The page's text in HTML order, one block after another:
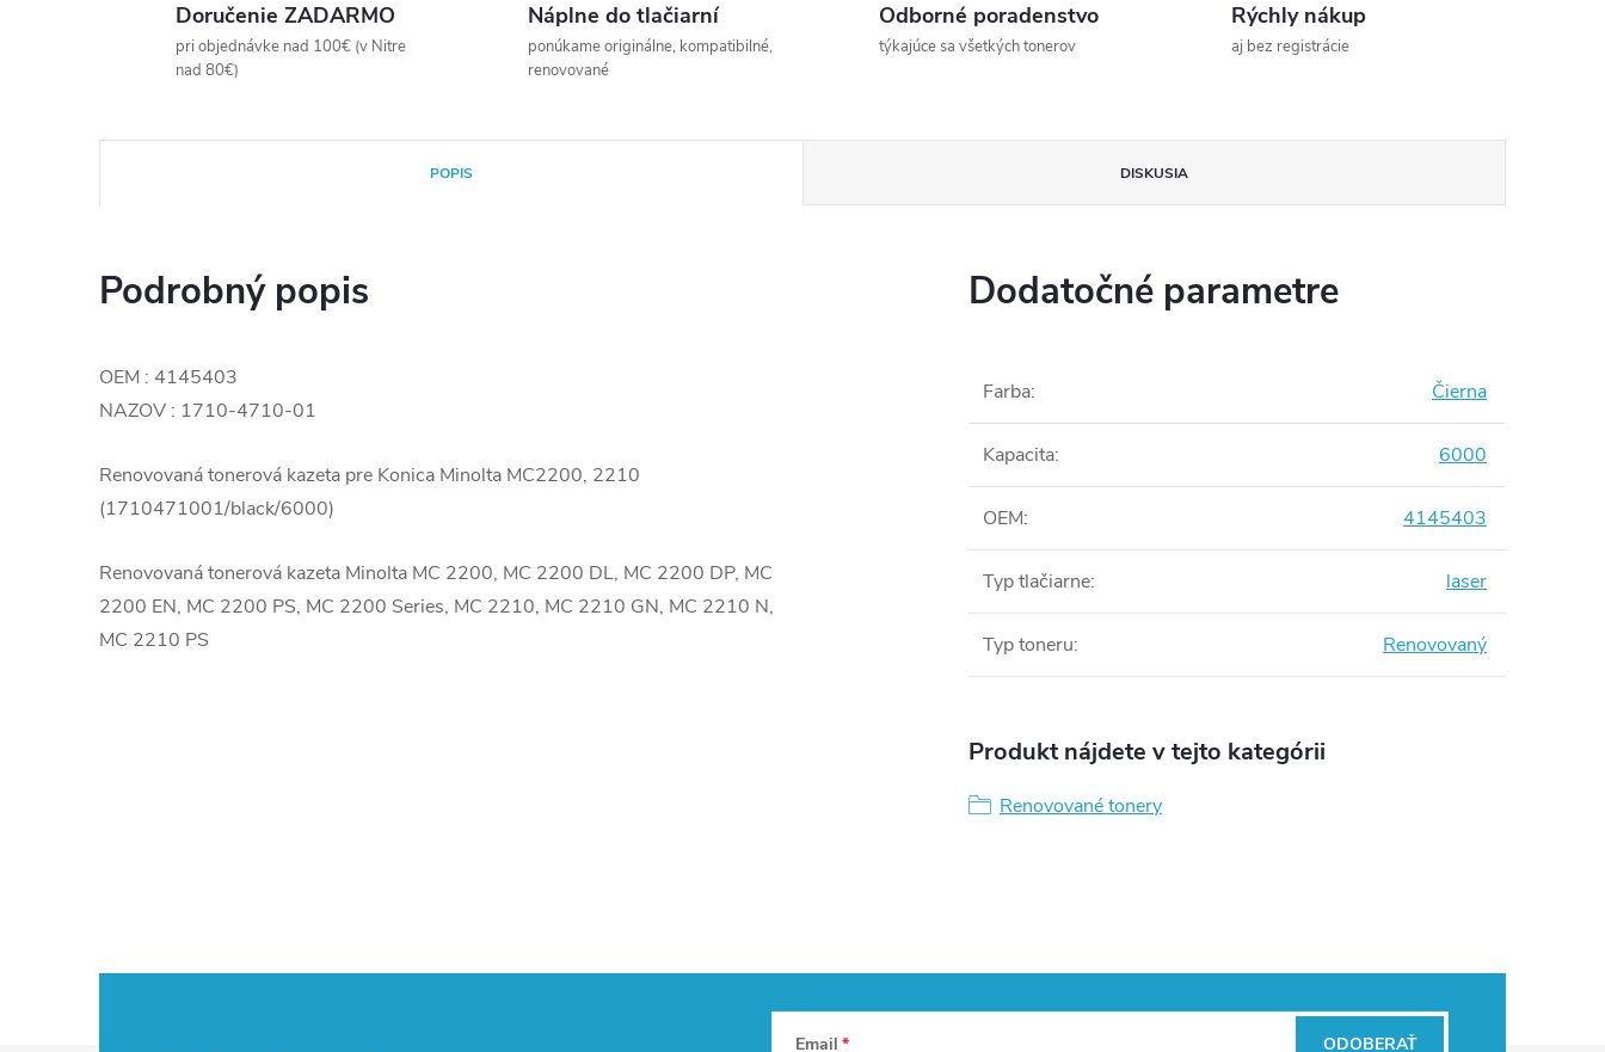
Doručenie ZADARMO
pri objednávke nad 100€ (v Nitre
nad 80€)
Náplne do tlačiarní
ponúkame originálne, kompatibilné,
renovované
Odborné poradenstvo
týkajúce sa všetkých tonerov
Rýchly nákup
aj bez registrácie
POPIS DISKUSIA
Podrobný popis
OEM : 4145403
NAZOV : 1710-4710-01
Renovovaná tonerová kazeta pre Konica Minolta MC2200, 2210
(1710471001/black/6000)
Renovovaná tonerová kazeta Minolta MC 2200, MC 2200 DL, MC 2200 DP, MC
2200 EN, MC 2200 PS, MC 2200 Series, MC 2210, MC 2210 GN, MC 2210 N,
MC 2210 PS
Dodatočné parametre
Farba: Čierna
Kapacita: 6000
OEM: 4145403
Typ tlačiarne: laser
Typ toneru: Renovovaný
Produkt nájdete v tejto kategórii
Renovované tonery
Email ODOBERAŤ